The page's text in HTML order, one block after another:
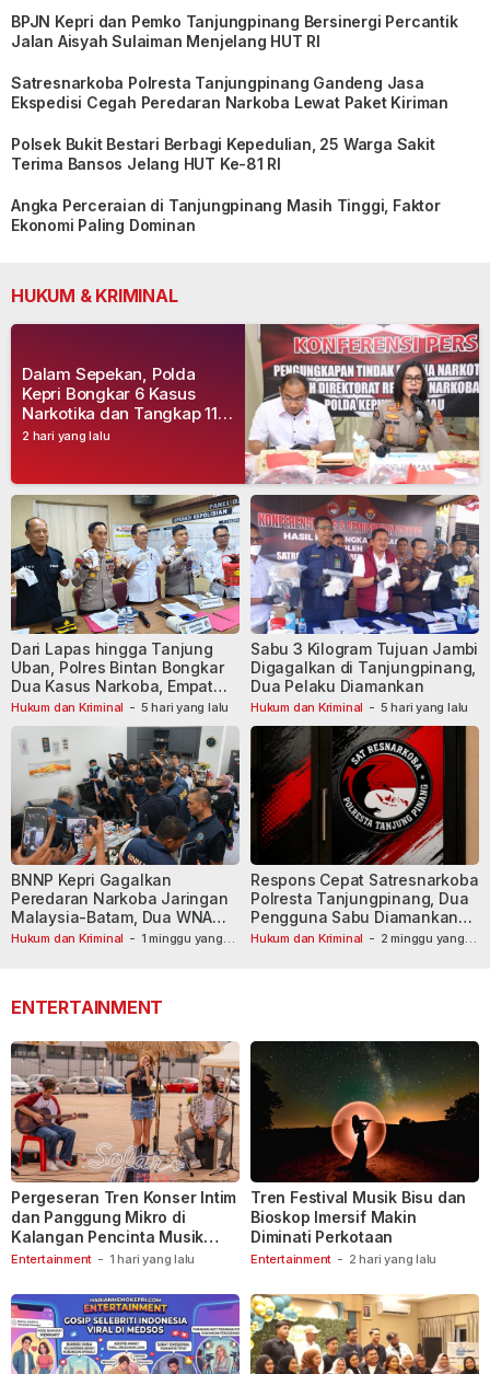
BPJN Kepri dan Pemko Tanjungpinang Bersinergi Percantik
Jalan Aisyah Sulaiman Menjelang HUT RI
Satresnarkoba Polresta Tanjungpinang Gandeng Jasa
Ekspedisi Cegah Peredaran Narkoba Lewat Paket Kiriman
Polsek Bukit Bestari Berbagi Kepedulian, 25 Warga Sakit
Terima Bansos Jelang HUT Ke-81 RI
Angka Perceraian di Tanjungpinang Masih Tinggi, Faktor
Ekonomi Paling Dominan
HUKUM & KRIMINAL
2 hari yang lalu
Dalam Sepekan, Polda
Kepri Bongkar 6 Kasus
Narkotika dan Tangkap 11
Tersangka
Hukum dan Kriminal - 5 hari yang lalu
Dari Lapas hingga Tanjung
Uban, Polres Bintan Bongkar
Dua Kasus Narkoba, Empat
Tersangka Dibekuk
Hukum dan Kriminal - 5 hari yang lalu
Sabu 3 Kilogram Tujuan Jambi
Digagalkan di Tanjungpinang,
Dua Pelaku Diamankan
Hukum dan Kriminal - 1 minggu yang
BNNP Kepri Gagalkan
Peredaran Narkoba Jaringan
Malaysia-Batam, Dua WNA
Masih Diburu
Hukum dan Kriminal - 2 minggu yang
Respons Cepat Satresnarkoba
Polresta Tanjungpinang, Dua
Pengguna Sabu Diamankan
Usai Dilaporkan ke Call Center
ENTERTAINMENT
Entertainment - 1 hari yang lalu
Pergeseran Tren Konser Intim
dan Panggung Mikro di
Kalangan Pencinta Musik
Indonesia
Entertainment - 2 hari yang lalu
Tren Festival Musik Bisu dan
Bioskop Imersif Makin
Diminati Perkotaan